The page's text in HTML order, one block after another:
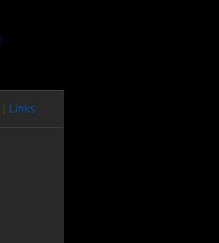
Links